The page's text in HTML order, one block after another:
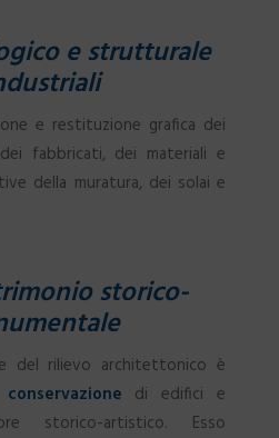
e strutturale
e restituzione grafica dei
dei fabbricati, dei materiali e
della muratura, dei solai e
storico-
del rilievo architettonico è
conservazione di edifici e
storico-artistico. Esso